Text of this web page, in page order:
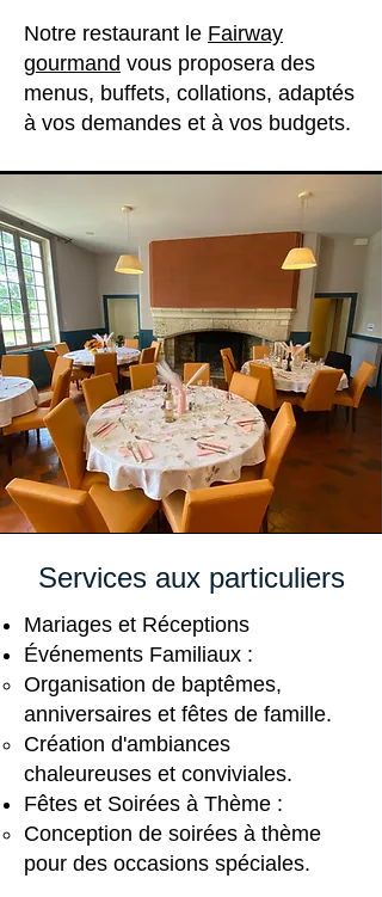
Notre restaurant le Fairway
gourmand vous proposera des
menus, buffets, collations, adaptés
à vos demandes et à vos budgets.
Services aux particuliers
Mariages et Réceptions
Événements Familiaux :
Organisation de baptêmes,
anniversaires et fêtes de famille.
Création d'ambiances
chaleureuses et conviviales.
Fêtes et Soirées à Thème :
Conception de soirées à thème
pour des occasions spéciales.